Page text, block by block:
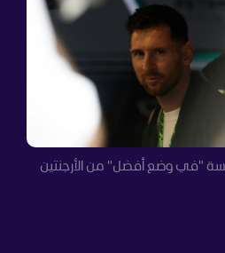
"في وضع أفضل" من الأرجنتين